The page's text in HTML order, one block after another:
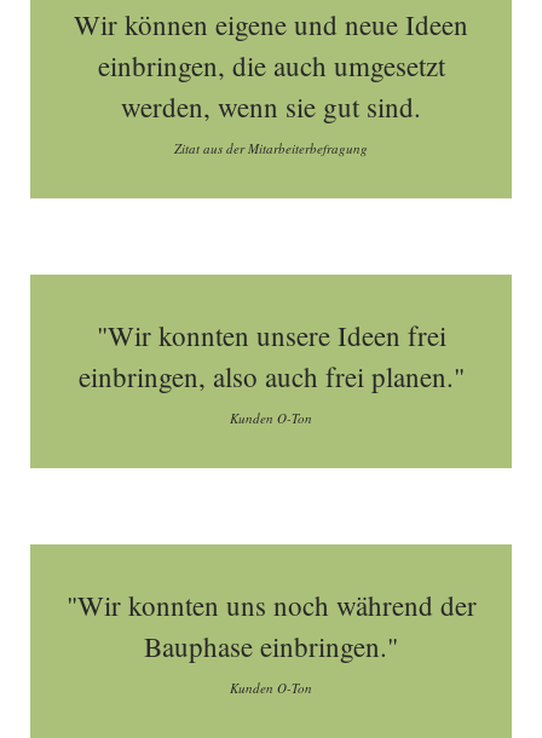
Wir können eigene und neue Ideen
einbringen, die auch umgesetzt
werden, wenn sie gut sind.
Zitat aus der Mitarbeiterbefragung
"Wir konnten unsere Ideen frei
einbringen, also auch frei planen."
Kunden O-Ton
"Wir konnten uns noch während der
Bauphase einbringen."
Kunden O-Ton